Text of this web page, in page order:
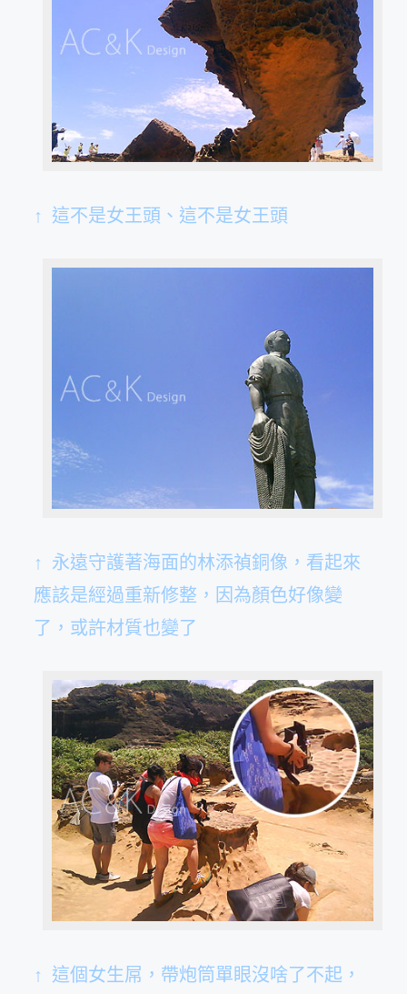
↑ 這不是女王頭、這不是女王頭
↑ 永遠守護著海面的林添禎銅像，看起來
應該是經過重新修整，因為顏色好像變
了，或許材質也變了
↑ 這個女生屌，帶炮筒單眼沒啥了不起，